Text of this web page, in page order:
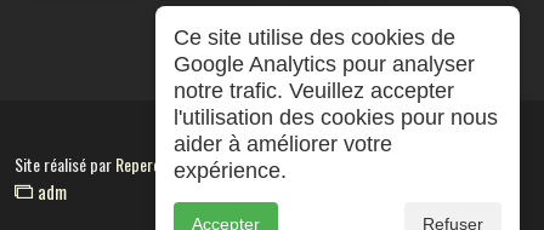
Site réalisé parRepereCom
adm
Ce site utilise des cookies de
Google Analytics pour analyser
notre trafic. Veuillez accepter
l'utilisation des cookies pour nous
aider à améliorer votre
expérience.
Accepter Refuser